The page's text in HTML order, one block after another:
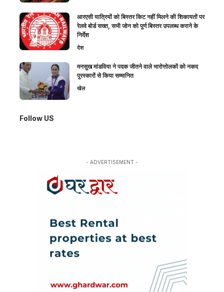
आरएसी यात्रियों को बिस्तर किट नहीं मिलने की शिकायतों पर
रेलवे बोर्ड सख्त, सभी जोन को पूर्ण बिस्तर उपलब्ध कराने के
निर्देश
देश
मनसुख मांडविया ने पदक जीतने वाले भारोत्तोलकों को नकद
पुरस्कारों से किया सम्मानित
खेल
Follow US
- ADVERTISEMENT -